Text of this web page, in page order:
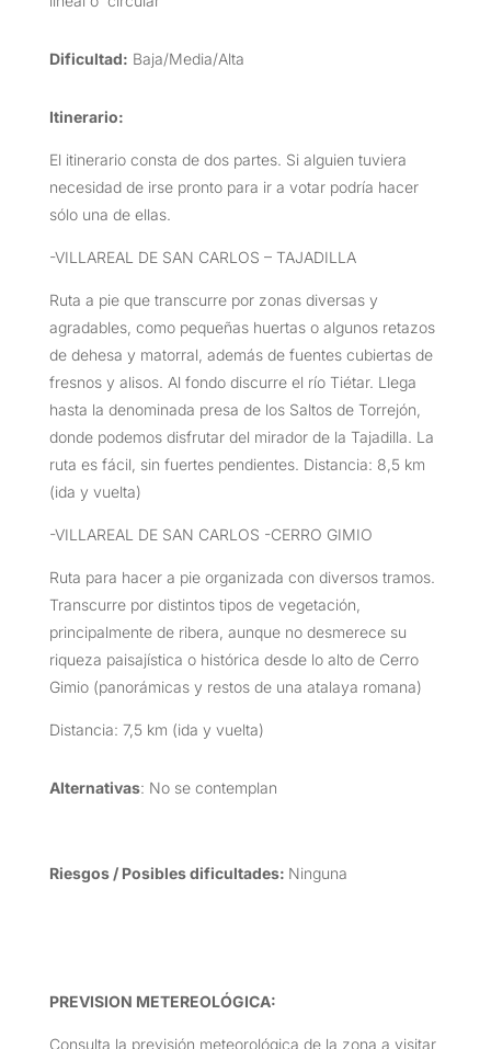
Dificultad: Baja/Media/Alta
Itinerario:
El itinerario consta de dos partes. Si alguien tuviera
necesidad de irse pronto para ir a votar podría hacer
sólo una de ellas.
-VILLAREAL DE SAN CARLOS – TAJADILLA
Ruta a pie que transcurre por zonas diversas y
agradables, como pequeñas huertas o algunos retazos
de dehesa y matorral, además de fuentes cubiertas de
fresnos y alisos. Al fondo discurre el río Tiétar. Llega
hasta la denominada presa de los Saltos de Torrejón,
donde podemos disfrutar del mirador de la Tajadilla. La
ruta es fácil, sin fuertes pendientes. Distancia: 8,5 km
(ida y vuelta)
-VILLAREAL DE SAN CARLOS -CERRO GIMIO
Ruta para hacer a pie organizada con diversos tramos.
Transcurre por distintos tipos de vegetación,
principalmente de ribera, aunque no desmerece su
riqueza paisajística o histórica desde lo alto de Cerro
Gimio (panorámicas y restos de una atalaya romana)
Distancia: 7,5 km (ida y vuelta)
Alternativas: No se contemplan
Riesgos / Posibles dificultades: Ninguna
PREVISION METEREOLÓGICA:
Consulta la previsión meteorológica de la zona a visitar